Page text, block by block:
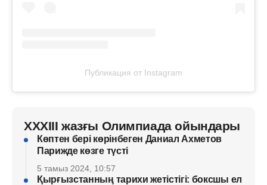
Публикация от Instagram
XXXIII жазғы Олимпиада ойындары
Көптен бері көрінбеген Даниал Ахметов
Парижде көзге түсті
5 тамыз 2024, 10:57
Қырғызстанның тарихи жетістігі: боксшы ел